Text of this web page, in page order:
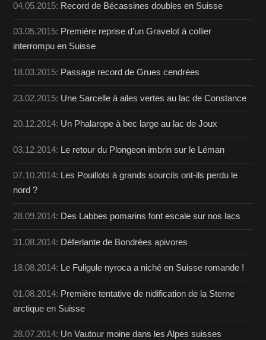
04.05.2015: Record de Bécassines doubles en Suisse
03.05.2015: Première reprise d'un Gravelot à collier
interrompu en Suisse
18.03.2015: Passage record de Grues cendrées
23.02.2015: Une Sarcelle à ailes vertes au lac de Constance
20.12.2014: Un Phalarope à bec large au lac de Joux
03.12.2014: Le retour du Plongeon imbrin sur le Léman
07.10.2014: Les Pouillots à grands sourcils ont-ils perdu le
nord ?
28.09.2014: Des Labbes pomarins font escale sur nos lacs
31.08.2014: Déferlante de Bondrées apivores
18.08.2014: Le Fuligule nyroca a niché en Suisse romande !
01.08.2014: Première tentative de nidification de la Sterne
arctique en Suisse
28.07.2014: Un Vautour moine dans les Alpes suisses